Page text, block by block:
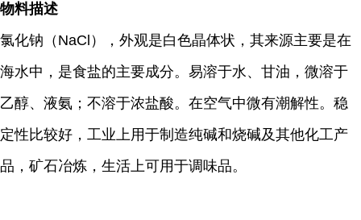
物料描述
氯化钠（NaCl），外观是白色晶体状，其来源主要是在
海水中，是食盐的主要成分。易溶于水、甘油，微溶于
乙醇、液氨；不溶于浓盐酸。在空气中微有潮解性。稳
定性比较好，工业上用于制造纯碱和烧碱及其他化工产
品，矿石冶炼，生活上可用于调味品。